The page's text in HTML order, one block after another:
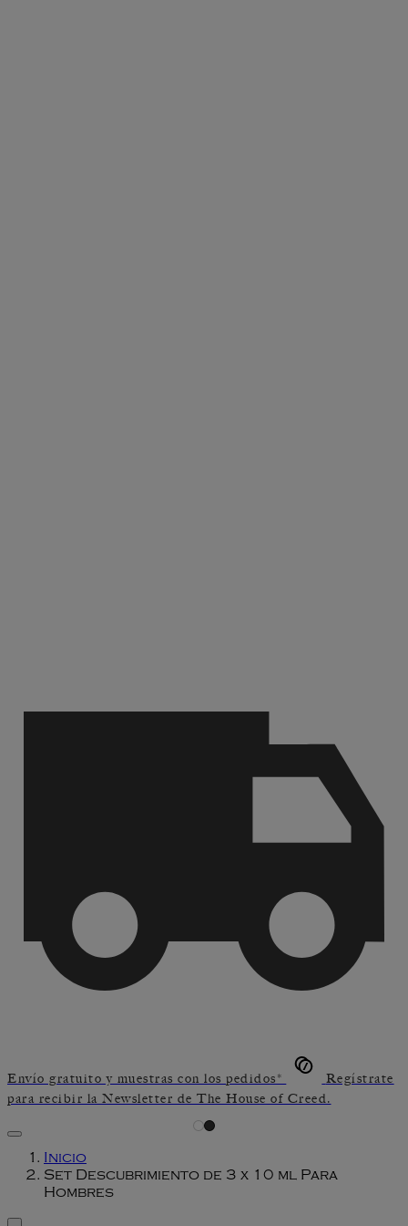
Envío gratuito y muestras con los pedidos*
Regístrate
para recibir la Newsletter de The House of Creed.
Inicio
Set Descubrimiento de 3 x 10 ml Para
Hombres